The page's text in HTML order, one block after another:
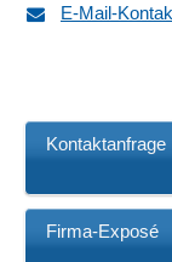
E-Mail-
Kontaktanfrage
Firma-Exposé